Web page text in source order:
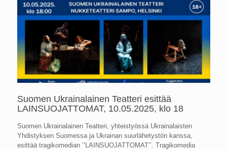
Suomen Ukrainalainen Teatteri esittää
LAINSUOJATTOMAT, 10.05.2025, klo 18
Suomen Ukrainalainen Teatteri, yhteistyössä Ukrainalaisten
Yhdistyksen Suomessa ja Ukrainan suurlähetystön kanssa,
esittää tragikomedian ’’LAINSUOJATTOMAT’’. Tragikomedia